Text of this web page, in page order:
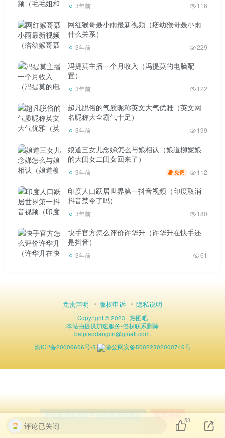
3年前 116
网红猴哥聂小雨最新视频（痞幼猴哥聂小雨
什么关系）
3年前 229
冯提莫主播一个月收入（冯提莫的电脑配
置）
3年前 122
超凡脱俗的气质昵称英文大气优雅（英文网
名昵称大全霸气十足）
3年前 199
娘道三女儿念娣怎么与娘相认（娘道柳妮娘
的大闺女二闺女回来了）
3年前 免费 112
印度人口跃居世界第一抖音视频（印度取消
抖音禁令了吗）
3年前 180
快手官方怎么评价许华升（许华升在快手还
是抖音）
3年前 61
免责声明 版权申诉 隐私说明
Copyright © 2023 ·热图吧
本站由提供加速服务-侵权联系删除
baipiaodangcn@gmail.com.
渝ICP备20006606号-3
渝公网安备50022302000746号
评论已关闭
53
本站主题由Zibll子比主题强力驱动 联系作者